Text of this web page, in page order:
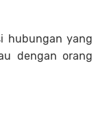
hubungan yang
dengan orang